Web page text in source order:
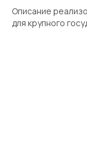
Описание
для крупного